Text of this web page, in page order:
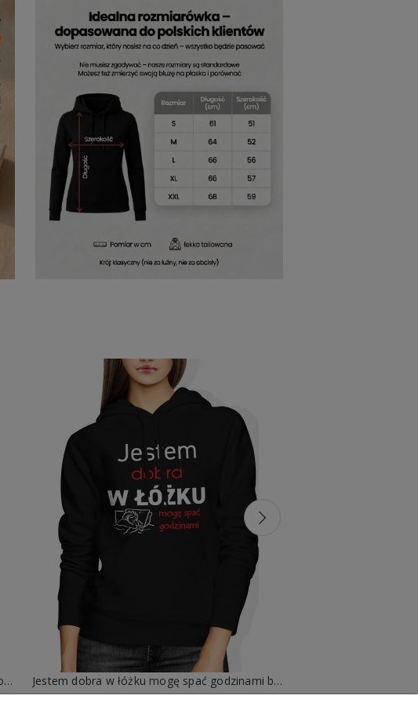
Co mnie nie zabije to mnie rozp*erdoli nerwowo bluza damska
Jestem dobra w łóżku mogę spać godzinami bluza damska z kapturem